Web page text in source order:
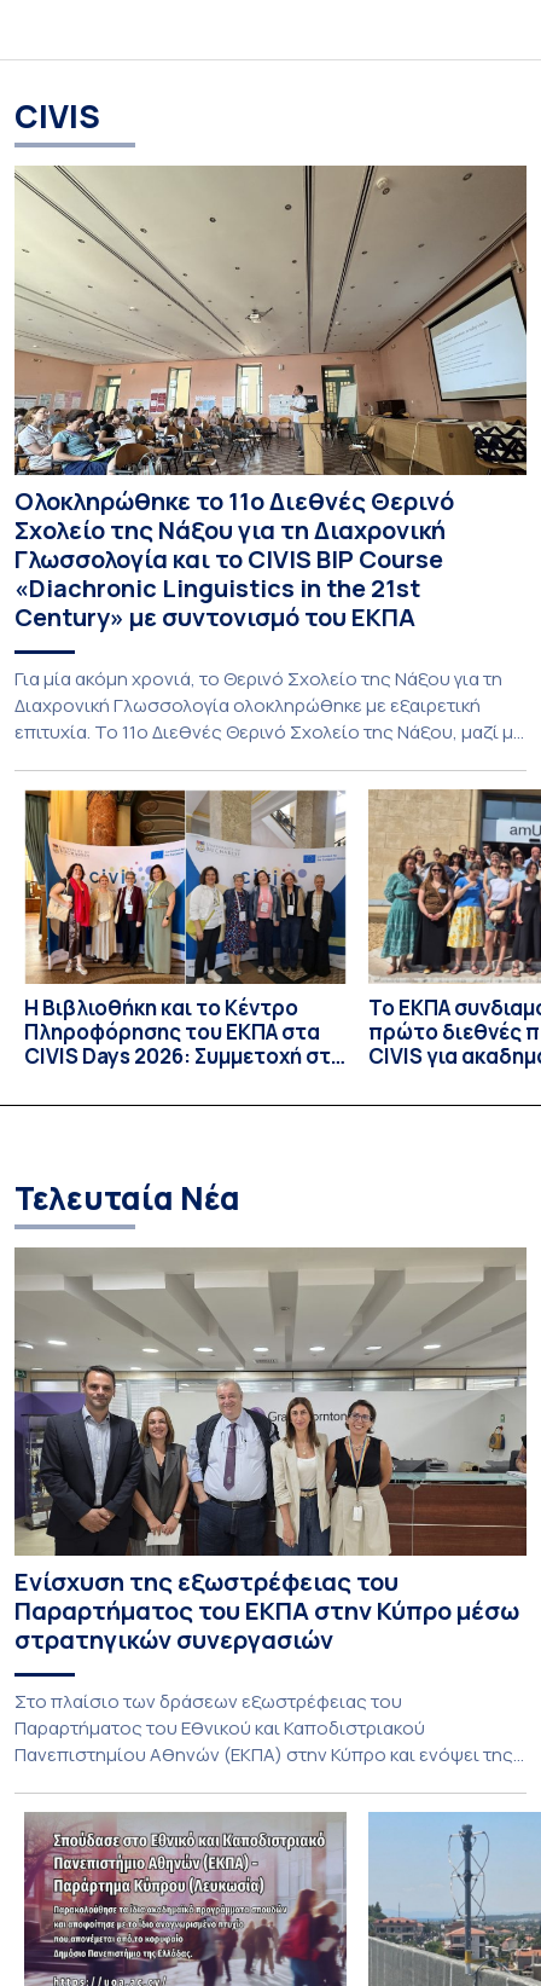
CIVIS
Ολοκληρώθηκε το 11ο Διεθνές Θερινό
Σχολείο της Νάξου για τη Διαχρονική
Γλωσσολογία και το CIVIS BIP Course
«Diachronic Linguistics in the 21st
Century» με συντονισμό του ΕΚΠΑ
Για μία ακόμη χρονιά, το Θερινό Σχολείο της Νάξου για τη
Διαχρονική Γλωσσολογία ολοκληρώθηκε με εξαιρετική
επιτυχία. Το 11ο Διεθνές Θερινό Σχολείο της Νάξου, μαζί με
Linguistics in the 21st Century», διεξήχθη από τις 19 έως τις
25 Ιουλίου 2026 στο ιστορικό κτίριο της πρώην σχολής […]
Η Βιβλιοθήκη και το Κέντρο
Πληροφόρησης του ΕΚΠΑ στα
CIVIS Days 2026: Συμμετοχή στη
των ακαδημαϊκών βιβλιοθηκών
Το ΕΚΠΑ
πρώτο διεθνές
CIVIS για
Τελευταία Νέα
Ενίσχυση της εξωστρέφειας του
Παραρτήματος του ΕΚΠΑ στην Κύπρο μέσω
στρατηγικών συνεργασιών
Στο πλαίσιο των δράσεων εξωστρέφειας του
Παραρτήματος του Εθνικού και Καποδιστριακού
Πανεπιστημίου Αθηνών (ΕΚΠΑ) στην Κύπρο και ενόψει της
Τμήματος Οικονομικών Επιστημών και του Τμήματος
Διοίκησης Επιχειρήσεων και Οργανισμών τον Σεπτέμβριο
του 2026, ο Κοσμήτορας της Σχολής Οικονομικών και
Πολιτικών Επιστημών, Καθηγητής Νικόλαος Ηρειώτης, και ο
Πρόεδρος του Τμήματος […]